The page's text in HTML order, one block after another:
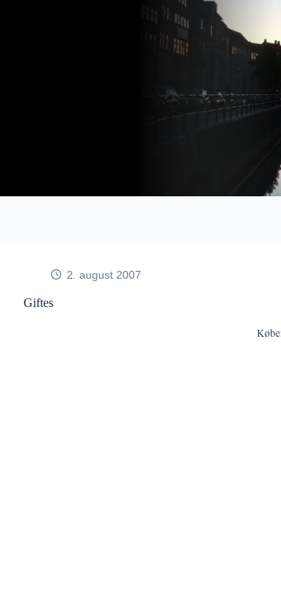
2. august 2007
Giftes